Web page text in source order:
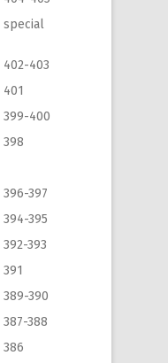
special
403
400
397
395
393
390
388